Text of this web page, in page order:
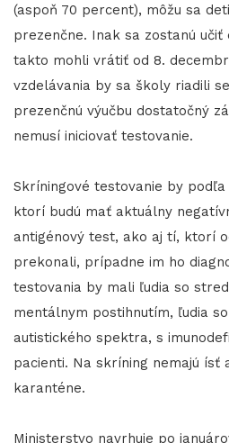
(aspoň 70 percent), môžu sa
prezenčne. Inak sa zostanú učiť
takto mohli vrátiť od 8.
vzdelávania by sa školy riadili
prezenčnú výučbu dostatočný
nemusí iniciovať testovanie.
Skríningové testovanie by
ktorí budú mať aktuálny
antigénový test, ako aj tí, ktorí
prekonali, prípadne im ho
testovania by mali ľudia so
mentálnym postihnutím, ľudia
autistického spektra, s
pacienti. Na skríning nemajú ísť
karanténe.
Ministerstvo navrhuje po